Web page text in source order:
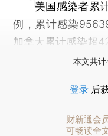
美国感染者累计
例，累计感染
加拿大累计感染超
本文共计
登录 后
财新通会
可畅读全